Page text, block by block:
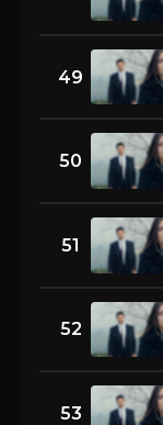
49
50
51
52
53